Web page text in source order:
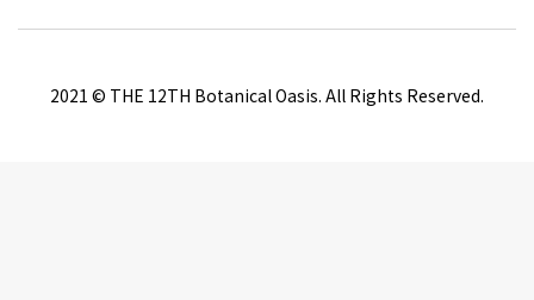
2021 © THE 12TH Botanical Oasis. All Rights Reserved.